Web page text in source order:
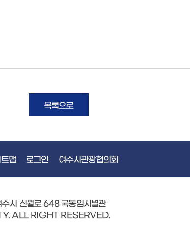
목록으로
트맵 로그인 여수시관광협의회
시 신월로 648 국동임시별관
ALL RIGHT RESERVED.